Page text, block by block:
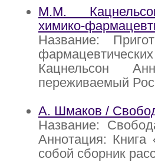
М.М.
химико-
Название:
Кацнельсон
переживаемый
А. Шмаков /
Название:
Аннотация: Книга
собой сборник